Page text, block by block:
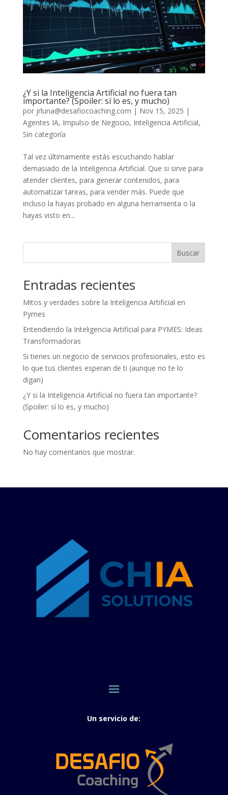
¿Y si la Inteligencia Artificial no fuera tan
importante? (Spoiler: sí lo es, y mucho)
por jrluna@desafiocoaching.com | Nov 15, 2025 |
Agentes IA, Impulso de Negocio, Inteligencia Artificial,
Sin categoría
Tal vez últimamente estás escuchando hablar
demasiado de la Inteligencia Artificial. Que si sirve para
atender clientes, para generar contenidos, para
automatizar tareas, para vender más. Puede que
incluso la hayas probado en alguna herramienta o la
hayas visto en...
Buscar
Entradas recientes
Mitos y verdades sobre la Inteligencia Artificial en
Pymes
Entendiendo la Inteligencia Artificial para PYMES: Ideas
Transformadoras
Si tienes un negocio de servicios profesionales, esto es
lo que tus clientes esperan de ti (aunque no te lo
digan)
¿Y si la Inteligencia Artificial no fuera tan importante?
(Spoiler: sí lo es, y mucho)
Comentarios recientes
No hay comentarios que mostrar.
Un servicio de: